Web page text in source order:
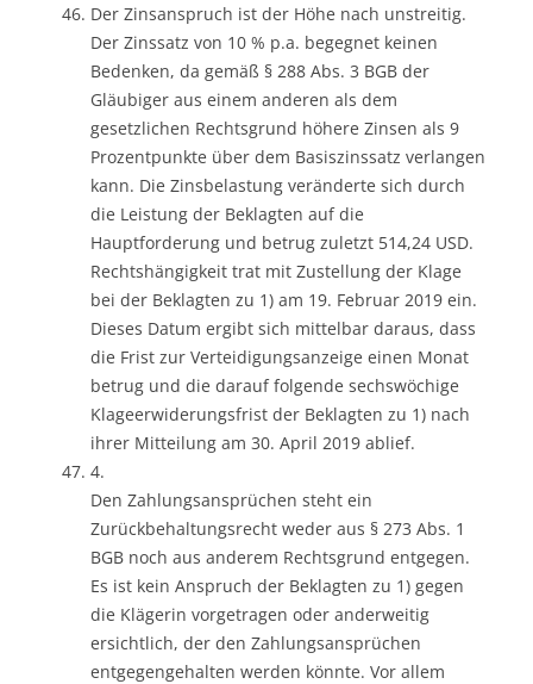
Der Zinsanspruch ist der Höhe nach unstreitig.
Der Zinssatz von 10 % p.a. begegnet keinen
Bedenken, da gemäß § 288 Abs. 3 BGB der
Gläubiger aus einem anderen als dem
gesetzlichen Rechtsgrund höhere Zinsen als 9
Prozentpunkte über dem Basiszinssatz verlangen
kann. Die Zinsbelastung veränderte sich durch
die Leistung der Beklagten auf die
Hauptforderung und betrug zuletzt 514,24 USD.
Rechtshängigkeit trat mit Zustellung der Klage
bei der Beklagten zu 1) am 19. Februar 2019 ein.
Dieses Datum ergibt sich mittelbar daraus, dass
die Frist zur Verteidigungsanzeige einen Monat
betrug und die darauf folgende sechswöchige
Klageerwiderungsfrist der Beklagten zu 1) nach
ihrer Mitteilung am 30. April 2019 ablief.
4.
Den Zahlungsansprüchen steht ein
Zurückbehaltungsrecht weder aus § 273 Abs. 1
BGB noch aus anderem Rechtsgrund entgegen.
Es ist kein Anspruch der Beklagten zu 1) gegen
die Klägerin vorgetragen oder anderweitig
ersichtlich, der den Zahlungsansprüchen
entgegengehalten werden könnte. Vor allem